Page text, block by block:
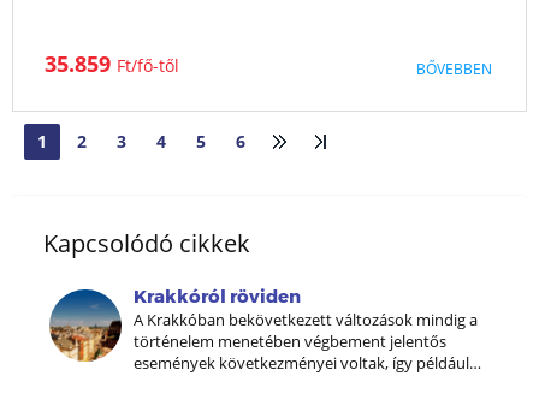
konyhasarokkal.Kiváló elhelyezkedés Zakopane és a Tátra
játszótérrel.Leírás:Város:Zakopane Lengyelország legismertebb
hegyvidéki üdülővárosa, amely a Tátra lábánál helyezkedik el. A
város...
AUG SZEPT NOV
35.859 Ft BŐVEBBEN
1 2 3 4 5 6
Kapcsolódó cikkek
Krakkóról röviden
A Krakkóban bekövetkezett változások mindig a
történelem menetében végbement jelentős
események következményei voltak, így például